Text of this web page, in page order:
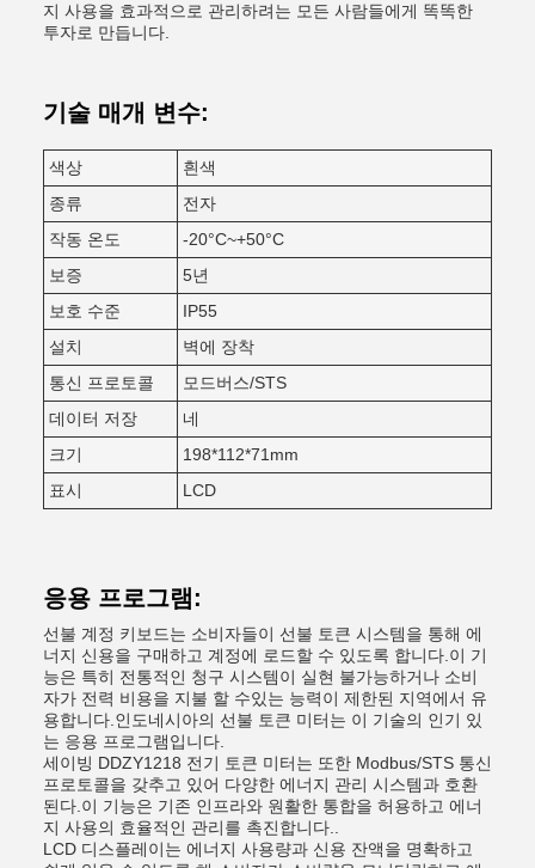
지 사용을 효과적으로 관리하려는 모든 사람들에게 똑똑한
투자로 만듭니다.
기술 매개 변수:
색상
흰색
종류
전자
작동 온도
-20°C~+50°C
보증
5년
보호 수준
IP55
설치
벽에 장착
통신 프로토콜
모드버스/STS
데이터 저장
네
크기
198*112*71mm
표시
LCD
응용 프로그램:
선불 계정 키보드는 소비자들이 선불 토큰 시스템을 통해 에
너지 신용을 구매하고 계정에 로드할 수 있도록 합니다.이 기
능은 특히 전통적인 청구 시스템이 실현 불가능하거나 소비
자가 전력 비용을 지불 할 수있는 능력이 제한된 지역에서 유
용합니다.인도네시아의 선불 토큰 미터는 이 기술의 인기 있
는 응용 프로그램입니다.
세이빙 DDZY1218 전기 토큰 미터는 또한 Modbus/STS 통신
프로토콜을 갖추고 있어 다양한 에너지 관리 시스템과 호환
된다.이 기능은 기존 인프라와 원활한 통합을 허용하고 에너
지 사용의 효율적인 관리를 촉진합니다..
LCD 디스플레이는 에너지 사용량과 신용 잔액을 명확하고